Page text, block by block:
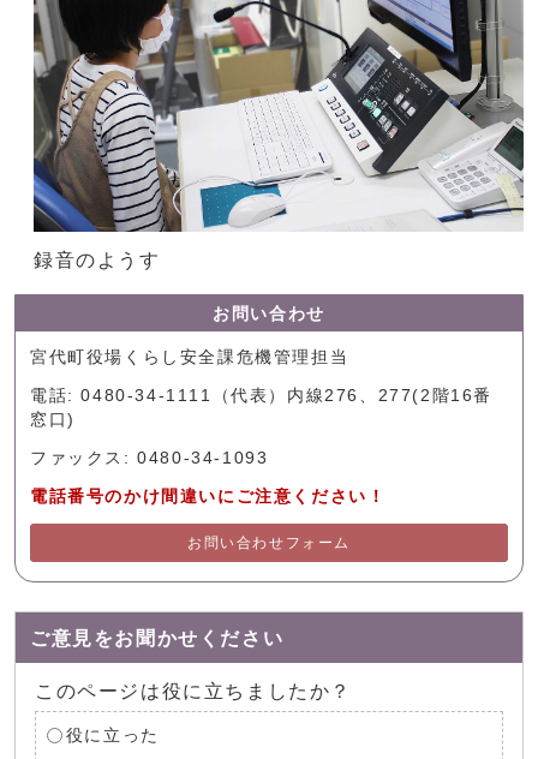
録音のようす
お問い合わせ
宮代町役場くらし安全課危機管理担当
電話: 0480-34-1111（代表）内線276、277(2階16番
窓口)
ファックス: 0480-34-1093
電話番号のかけ間違いにご注意ください！
お問い合わせフォーム
ご意見をお聞かせください
このページは役に立ちましたか？
役に立った